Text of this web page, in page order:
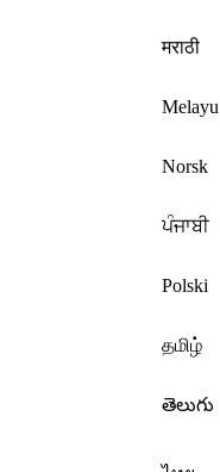
मराठी
Melayu
Norsk
ਪੰਜਾਬੀ
Polski
தமிழ்
తెలుగు